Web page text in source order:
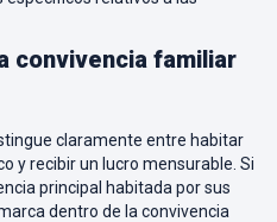
convivencia familiar
claramente entre habitar
y recibir un lucro mensurable. Si
principal habitada por sus
dentro de la convivencia